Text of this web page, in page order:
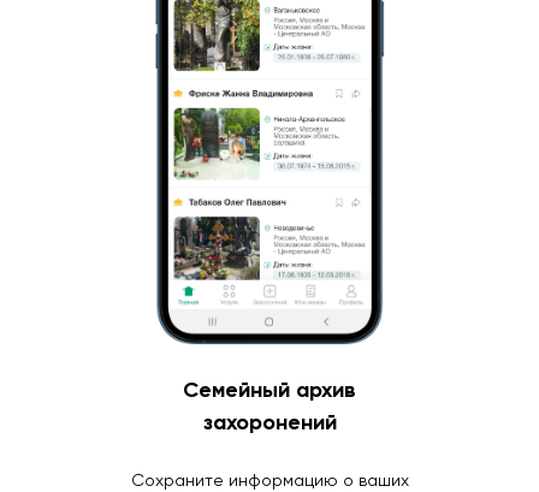
Семейный архив
захоронений
Сохраните информацию о ваших